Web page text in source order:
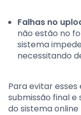
Falhas no
não estão no
sistema
necessitando
Para evitar
submissão final
do sistema